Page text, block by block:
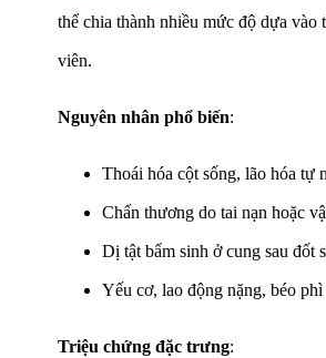
thể chia thành nhiều mức độ dựa
viên.
Nguyên nhân phổ biến:
Thoái hóa cột sống, lão hóa tự
Chấn thương do tai nạn hoặc
Dị tật bẩm sinh ở cung sau đốt
Yếu cơ, lao động nặng, béo phì
Triệu chứng đặc trưng: